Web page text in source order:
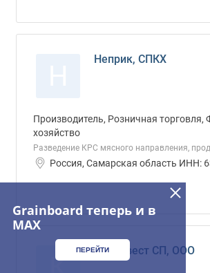
Неприк, СПКХ
Производитель, Розничная торговля,
хозяйство
Разведение КРС мясного направления,
Россия, Самарская область ИНН:
КПК-Ивест СП, ООО
Grainboard теперь и в
MAX
ПЕРЕЙТИ